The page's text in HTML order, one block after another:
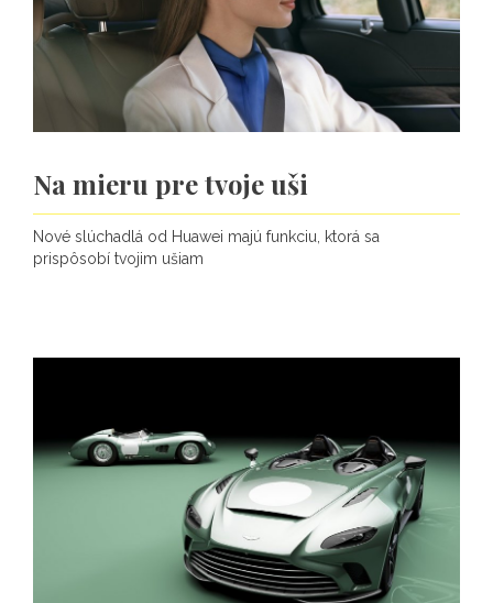
Na mieru pre tvoje uši
Nové slúchadlá od Huawei majú funkciu, ktorá sa
prispôsobí tvojim ušiam